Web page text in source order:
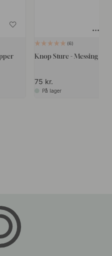
6
Knop Sture - Messing
75 kr.
På lager